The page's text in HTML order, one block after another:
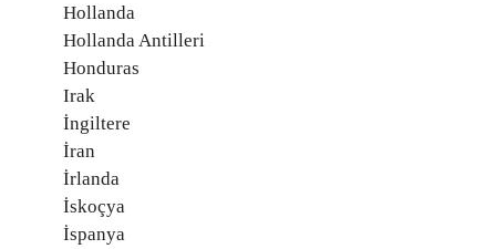
Hollanda
Hollanda Antilleri
Honduras
Irak
İngiltere
İran
İrlanda
İskoçya
İspanya